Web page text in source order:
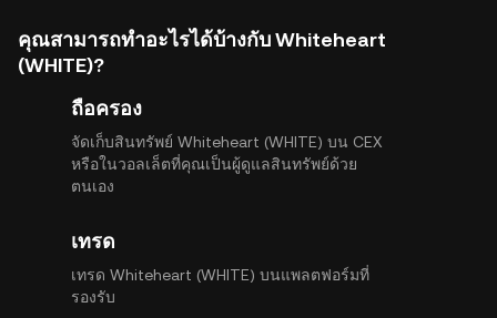
คุณสามารถทำอะไรได้บ้างกับ Whiteheart
(WHITE)?
ถือครอง
จัดเก็บสินทรัพย์ Whiteheart (WHITE) บน CEX
หรือในวอลเล็ตที่คุณเป็นผู้ดูแลสินทรัพย์ด้วย
ตนเอง
เทรด
เทรด Whiteheart (WHITE) บนแพลตฟอร์มที่
รองรับ